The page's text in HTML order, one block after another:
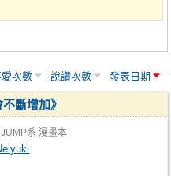
次數 說讚次數 發表日期
斷增加》
JUMP系 漫畫本